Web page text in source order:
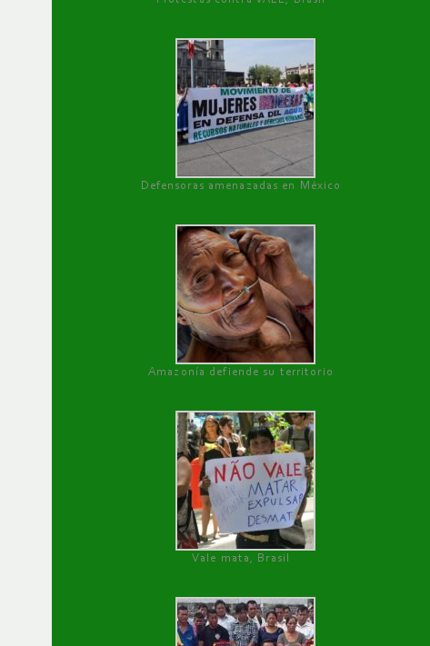
Defensoras amenazadas en México
Amazonía defiende su territorio
Vale mata, Brasil